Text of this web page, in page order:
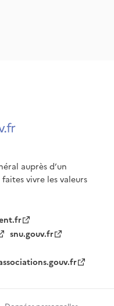
auprès d’un
vivre les valeurs
snu.gouv.fr